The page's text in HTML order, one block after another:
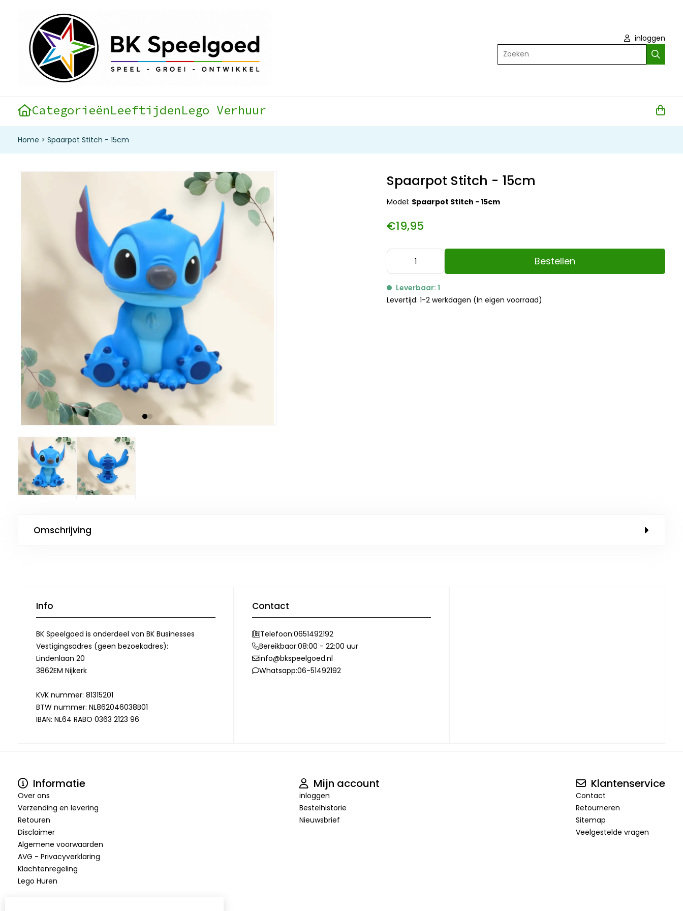
inloggen
Zoeken
CategorieënLeeftijdenLego Verhuur
Home > Spaarpot Stitch - 15cm
Spaarpot Stitch - 15cm
Model: Spaarpot Stitch - 15cm
€19,95
Bestellen
Leverbaar: 1
Levertijd: 1-2 werkdagen (In eigen voorraad)
Omschrijving
Info
BK Speelgoed is onderdeel van BK Businesses
Vestigingsadres (geen bezoekadres):
Lindenlaan 20
3862EM Nijkerk
KVK nummer: 81315201
BTW nummer: NL862046038B01
IBAN: NL64 RABO 0363 2123 96
Contact
Telefoon:0651492192
Bereikbaar:08:00 - 22:00 uur
info@bkspeelgoed.nl
Whatsapp:06-51492192
Informatie
Over ons
Verzending en levering
Retouren
Disclaimer
Algemene voorwaarden
AVG - Privacyverklaring
Klachtenregeling
Lego Huren
Mijn account
inloggen
Bestelhistorie
Nieuwsbrief
Klantenservice
Contact
Retourneren
Sitemap
Veelgestelde vragen